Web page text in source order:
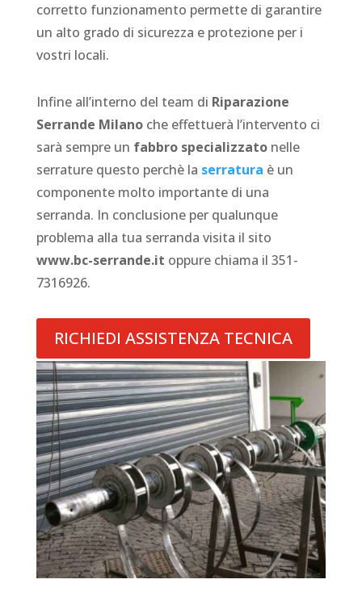
corretto funzionamento permette di garantire
un alto grado di sicurezza e protezione per i
vostri locali.
Infine all’interno del team di Riparazione
Serrande Milano che effettuerà l’intervento ci
sarà sempre un fabbro specializzatonelle
serrature questo perchè la serratura è un
componente molto importante di una
serranda. In conclusione per qualunque
problema alla tua serranda visita il sito
www.bc-serrande.it oppure chiama il 351-
7316926.
RICHIEDI ASSISTENZA TECNICA